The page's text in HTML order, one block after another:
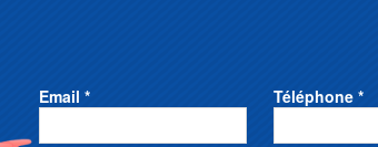
Email * Téléphone *